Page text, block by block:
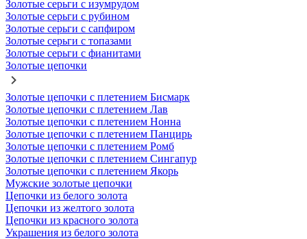
Золотые серьги с изумрудом
Золотые серьги с рубином
Золотые серьги с сапфиром
Золотые серьги с топазами
Золотые серьги с фианитами
Золотые цепочки
Золотые цепочки с плетением Бисмарк
Золотые цепочки с плетением Лав
Золотые цепочки с плетением Нонна
Золотые цепочки с плетением Панцирь
Золотые цепочки с плетением Ромб
Золотые цепочки с плетением Сингапур
Золотые цепочки с плетением Якорь
Мужские золотые цепочки
Цепочки из белого золота
Цепочки из желтого золота
Цепочки из красного золота
Украшения из белого золота